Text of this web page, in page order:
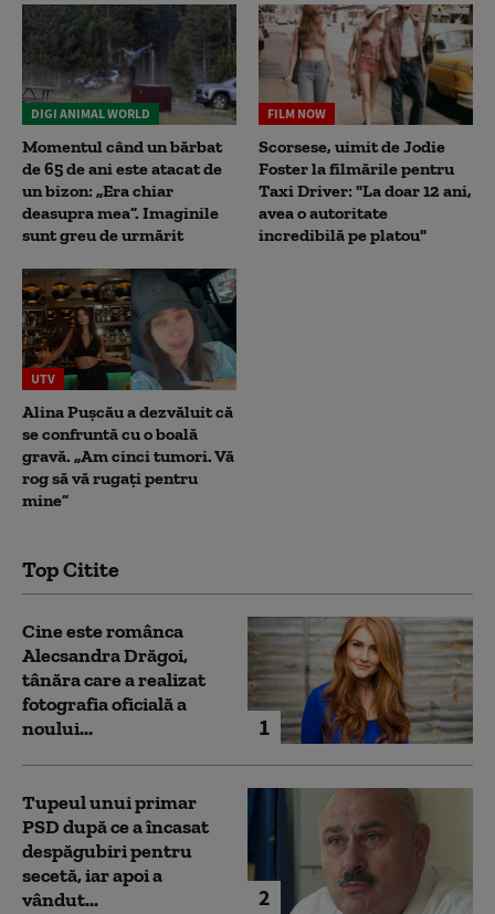
DIGI ANIMAL WORLD
Momentul când un bărbat
de 65 de ani este atacat de
un bizon: „Era chiar
deasupra mea”. Imaginile
sunt greu de urmărit
FILM NOW
Scorsese, uimit de Jodie
Foster la filmările pentru
Taxi Driver: "La doar 12 ani,
avea o autoritate
incredibilă pe platou"
UTV
Alina Pușcău a dezvăluit că
se confruntă cu o boală
gravă. „Am cinci tumori. Vă
rog să vă rugați pentru
mine”
Top Citite
1
Cine este românca
Alecsandra Drăgoi,
tânăra care a realizat
fotografia oficială a
noului...
2
Tupeul unui primar
PSD după ce a încasat
despăgubiri pentru
secetă, iar apoi a
vândut...